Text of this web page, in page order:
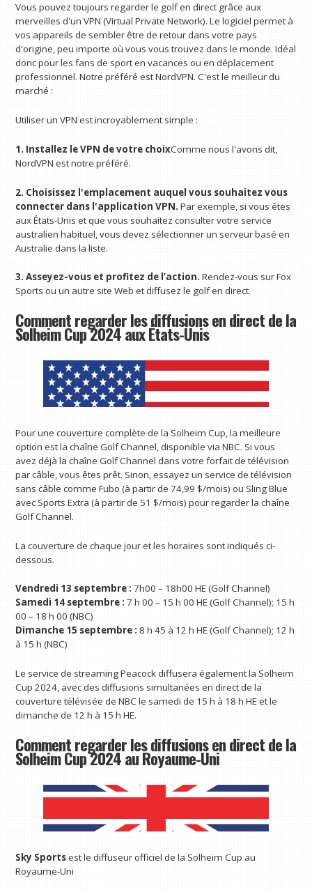
Vous pouvez toujours regarder le golf en direct grâce aux
merveilles d'un VPN (Virtual Private Network). Le logiciel permet à
vos appareils de sembler être de retour dans votre pays
d'origine, peu importe où vous vous trouvez dans le monde. Idéal
donc pour les fans de sport en vacances ou en déplacement
professionnel. Notre préféré est NordVPN. C'est le meilleur du
marché :
Utiliser un VPN est incroyablement simple :
1. Installez le VPN de votre choixComme nous l'avons dit,
NordVPN est notre préféré.
2. Choisissez l'emplacement auquel vous souhaitez vous
connecter dans l'application VPN.Par exemple, si vous êtes
aux États-Unis et que vous souhaitez consulter votre service
australien habituel, vous devez sélectionner un serveur basé en
Australie dans la liste.
3. Asseyez-vous et profitez de l’action.Rendez-vous sur Fox
Sports ou un autre site Web et diffusez le golf en direct.
Comment regarder les diffusions en direct de la
Solheim Cup 2024 aux États-Unis
Pour une couverture complète de la Solheim Cup, la meilleure
option est la chaîne Golf Channel, disponible via NBC. Si vous
avez déjà la chaîne Golf Channel dans votre forfait de télévision
par câble, vous êtes prêt. Sinon, essayez un service de télévision
sans câble comme Fubo (à partir de 74,99 $/mois) ou Sling Blue
avec Sports Extra (à partir de 51 $/mois) pour regarder la chaîne
Golf Channel.
La couverture de chaque jour et les horaires sont indiqués ci-
dessous.
Vendredi 13 septembre : 7h00 – 18h00 HE (Golf Channel)
Samedi 14 septembre : 7 h 00 – 15 h 00 HE (Golf Channel); 15 h
00 – 18 h 00 (NBC)
Dimanche 15 septembre : 8 h 45 à 12 h HE (Golf Channel); 12 h
à 15 h (NBC)
Le service de streaming Peacock diffusera également la Solheim
Cup 2024, avec des diffusions simultanées en direct de la
couverture télévisée de NBC le samedi de 15 h à 18 h HE et le
dimanche de 12 h à 15 h HE.
Comment regarder les diffusions en direct de la
Solheim Cup 2024 au Royaume-Uni
Sky Sportsest le diffuseur officiel de la Solheim Cup au
Royaume-Uni